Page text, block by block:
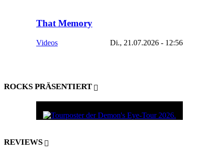
That Memory
Videos Di., 21.07.2026 - 12:56
ROCKS PRÄSENTIERT
REVIEWS